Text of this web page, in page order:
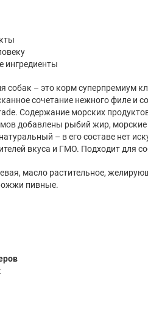
ингредиенты
собак – это корм суперпремиум
сочетание нежного филе и
Содержание морских
добавлены рыбий жир,
– в его составе нет
вкуса и ГМО. Подходит для
масло растительное,
пивные.